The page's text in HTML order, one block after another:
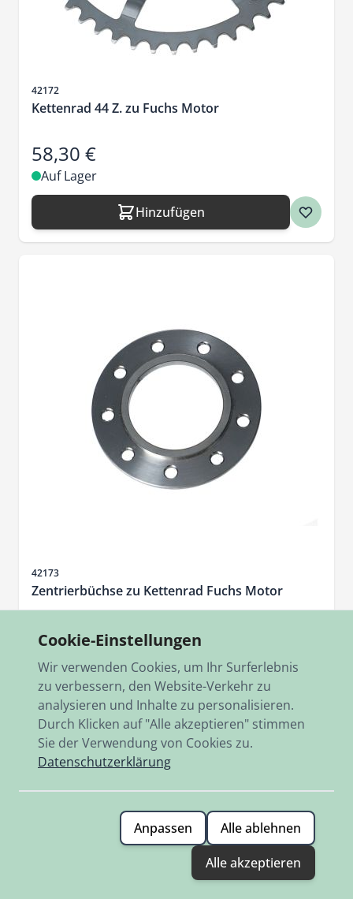
Artikelnr.
42172
Kettenrad 44 Z. zu Fuchs Motor
58,30 €
Auf Lager
Hinzufügen
Artikelnr.
42173
Zentrierbüchse zu Kettenrad Fuchs Motor
39,00 €
Auf Lager
Hinzufügen
Cookie-Einstellungen
Wir verwenden Cookies, um Ihr Surferlebnis
zu verbessern, den Website-Verkehr zu
analysieren und Inhalte zu personalisieren.
Durch Klicken auf "Alle akzeptieren" stimmen
Sie der Verwendung von Cookies zu.
Datenschutzerklärung
Anpassen
Alle ablehnen
Alle akzeptieren